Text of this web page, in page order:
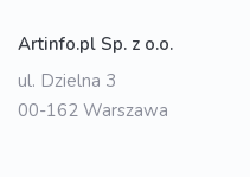
Artinfo.pl Sp. z o.o.
ul. Dzielna 3
00-162 Warszawa